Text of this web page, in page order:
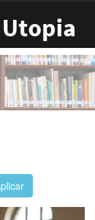
Utopia